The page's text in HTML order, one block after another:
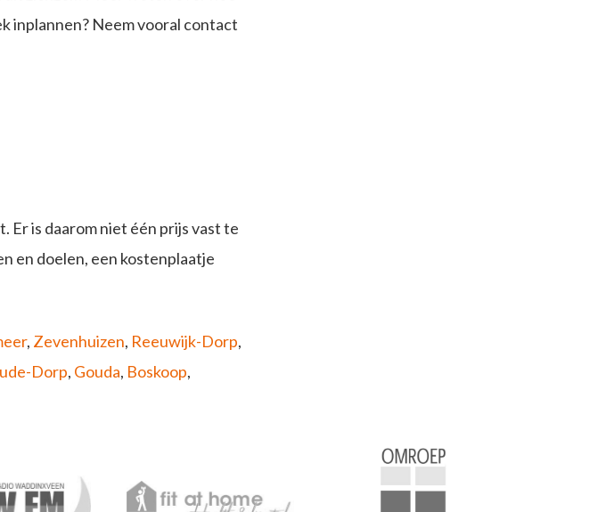
inplannen? Neem vooral contact
is daarom niet één prijs vast te
en doelen, een kostenplaatje
, Zevenhuizen, Reeuwijk-Dorp,
Dorp, Gouda, Boskoop,